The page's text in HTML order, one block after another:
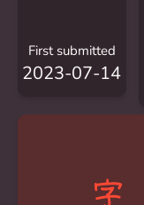
First submitted
2023-07-14